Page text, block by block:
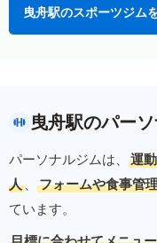
曳舟駅のスポーツジム
曳舟駅のパー
パーソナルジムは、
運
人 、 フォームや食事管
ています。